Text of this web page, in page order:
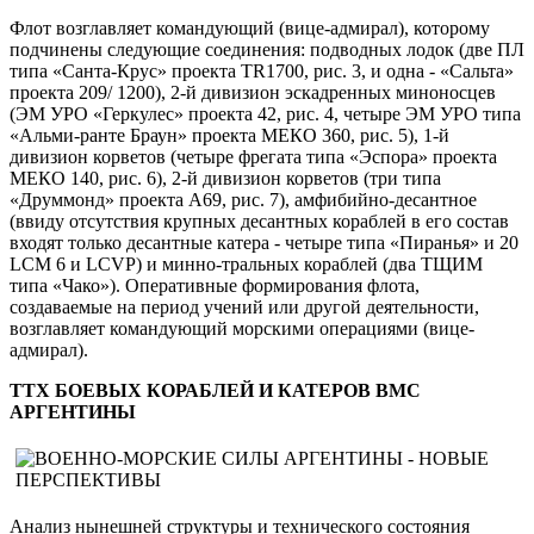
Флот возглавляет командующий (вице-адмирал), которому
подчинены следующие соединения: подводных лодок (две ПЛ
типа «Санта-Крус» проекта TR1700, рис. 3, и одна - «Сальта»
проекта 209/ 1200), 2-й дивизион эскадренных миноносцев
(ЭМ УРО «Геркулес» проекта 42, рис. 4, четыре ЭМ УРО типа
«Альми-ранте Браун» проекта МЕКО 360, рис. 5), 1-й
дивизион корветов (четыре фрегата типа «Эспора» проекта
МЕКО 140, рис. 6), 2-й дивизион корветов (три типа
«Друммонд» проекта А69, рис. 7), амфибийно-десантное
(ввиду отсутствия крупных десантных кораблей в его состав
входят только десантные катера - четыре типа «Пиранья» и 20
LCM 6 и LCVP) и минно-тральных кораблей (два ТЩИМ
типа «Чако»). Оперативные формирования флота,
создаваемые на период учений или другой деятельности,
возглавляет командующий морскими операциями (вице-
адмирал).
ТТХ БОЕВЫХ КОРАБЛЕЙ И КАТЕРОВ ВМС
АРГЕНТИНЫ
Анализ нынешней структуры и технического состояния